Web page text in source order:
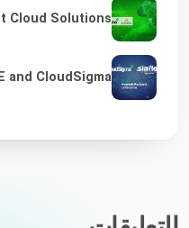
Cloud Solutions
and CloudSigma